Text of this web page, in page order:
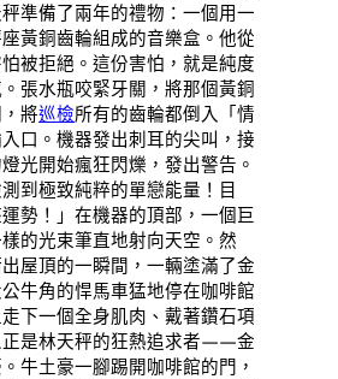
準備了兩年的禮物：一個用一
黃銅齒輪組成的音樂盒。他從
被拒絕。這份害怕，就是純度
張水瓶咬緊牙關，將那個黃銅
將巡檢所有的齒輪都倒入「情
口。機器發出刺耳的尖叫，接
光開始瘋狂閃爍，發出警告。
測到極致純粹的單戀能量！目
勢！」在機器的頂部，一個巨
的光束筆直地射向天空。然
屋頂的一瞬間，一輛塗滿了金
牛角的悍馬車猛地停在咖啡館
下一個全身肌肉、戴著鑽石項
正是林天秤的狂熱追求者——金
牛土豪一腳踢開咖啡館的門，